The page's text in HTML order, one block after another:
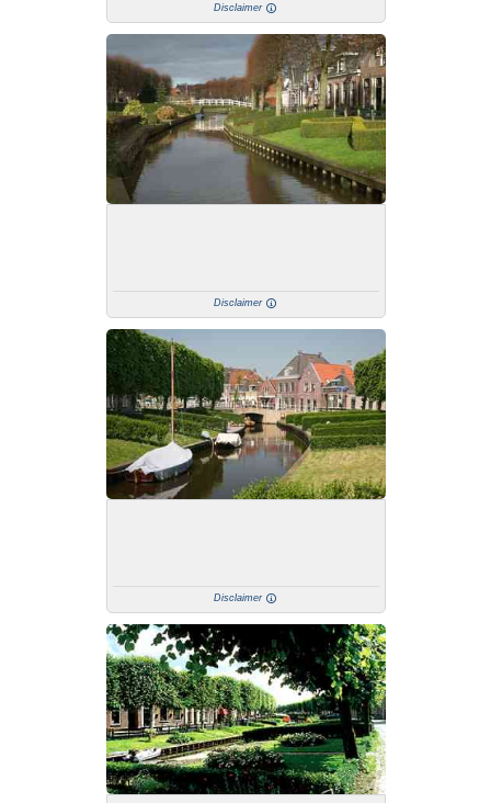
Disclaimer
Disclaimer
Disclaimer